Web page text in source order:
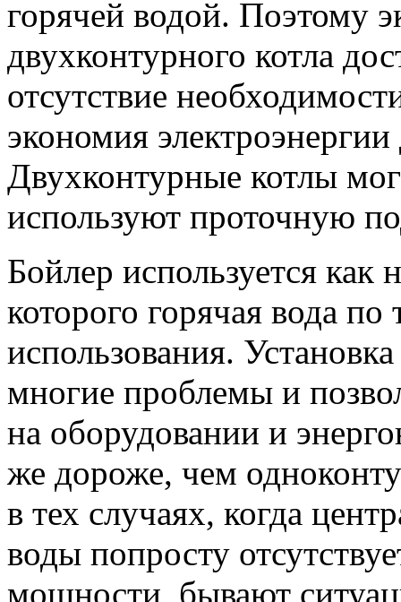
горячей водой. Поэтому
двухконтурного котла
отсутствие
экономия
Двухконтурные котлы
используют проточную
Бойлер используется как
которого горячая вода
использования.
многие проблемы и
на оборудовании и
же дороже, чем
в тех случаях, когда
воды попросту
мощности, бывают